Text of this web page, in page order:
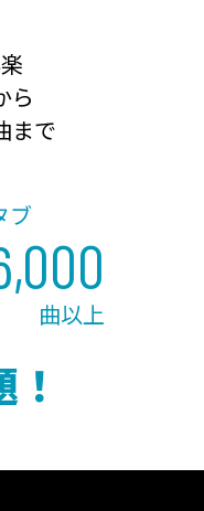
ら
まで
ブ
曲以上